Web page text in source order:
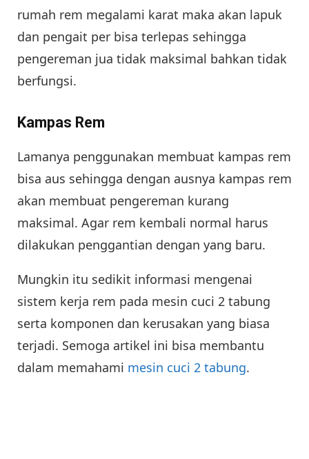
rumah rem megalami karat maka akan lapuk
dan pengait per bisa terlepas sehingga
pengereman jua tidak maksimal bahkan tidak
berfungsi.
Kampas Rem
Lamanya penggunakan membuat kampas rem
bisa aus sehingga dengan ausnya kampas rem
akan membuat pengereman kurang
maksimal. Agar rem kembali normal harus
dilakukan penggantian dengan yang baru.
Mungkin itu sedikit informasi mengenai
sistem kerja rem pada mesin cuci 2 tabung
serta komponen dan kerusakan yang biasa
terjadi. Semoga artikel ini bisa membantu
dalam memahami mesin cuci 2 tabung.